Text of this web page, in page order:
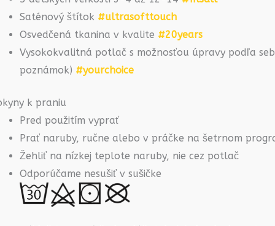
Saténový štítok #ultrasofttouch
Osvedčená tkanina v kvalite #20years
Vysokokvalitná potlač s možnosťou úpravy podľa
poznámok) #yourchoice
k praniu
Pred použitím vyprať
Prať naruby, ručne alebo v práčke na šetrnom
Žehliť na nízkej teplote naruby, nie cez potlač
Odporúčame nesušiť v sušičke